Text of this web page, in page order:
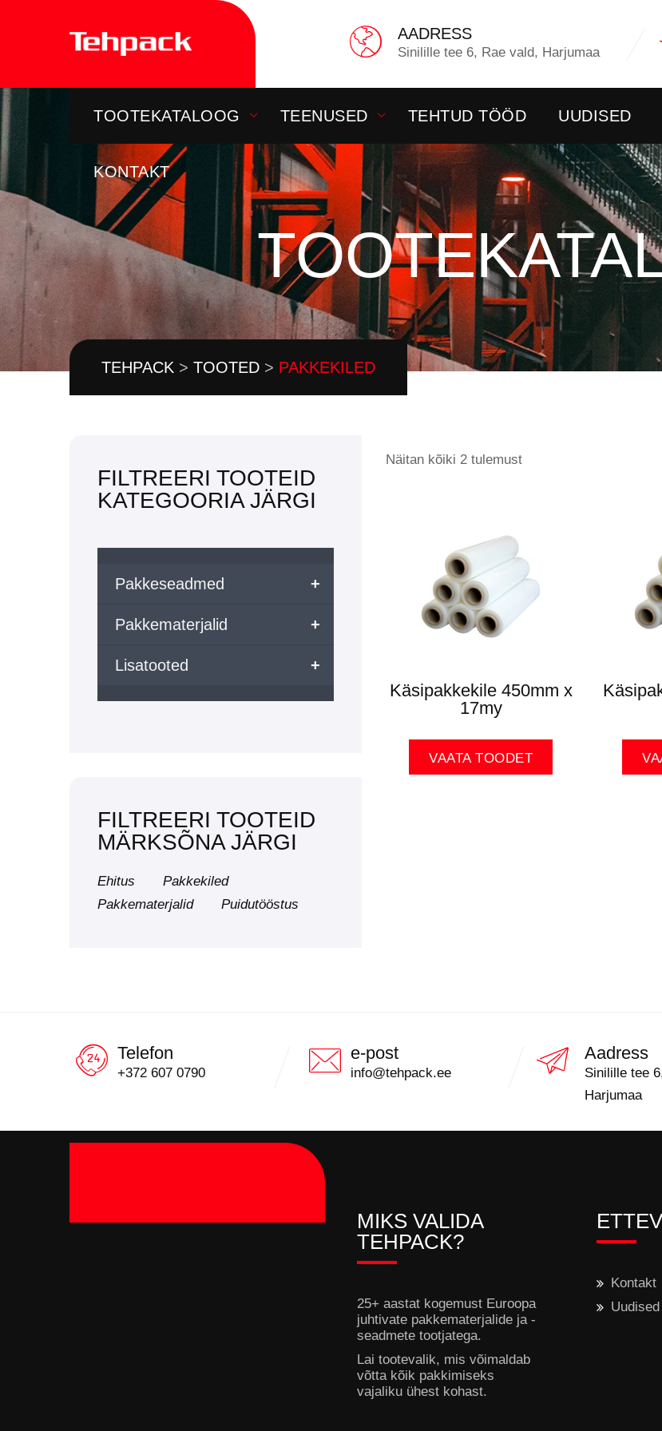
AADRESS
Sinilille tee 6, Rae vald, Harjumaa
TOOTEKATALOOG TEENUSED TEHTUD TÖÖD UUDISED
KONTAKT
TEHPACK > TOOTED > PAKKEKILED
Näitan kõiki 2 tulemust
Käsipakkekile 450mm x
17my
VAATA TOODET
FILTREERI TOOTEID
KATEGOORIA JÄRGI
+
Pakkeseadmed
+
Pakkematerjalid
+
Lisatooted
FILTREERI TOOTEID
MÄRKSÕNA JÄRGI
Ehitus
Pakkekiled
Pakkematerjalid
Puidutööstus
Telefon
+372 607 0790
e-post
info@tehpack.ee
Aadress
Sinilille tee
Harjumaa
MIKS VALIDA
TEHPACK?
25+ aastat kogemust Euroopa
juhtivate pakkematerjalide ja -
seadmete tootjatega.
Lai tootevalik, mis võimaldab
võtta kõik pakkimiseks
vajaliku ühest kohast.
Kontakt
Uudised